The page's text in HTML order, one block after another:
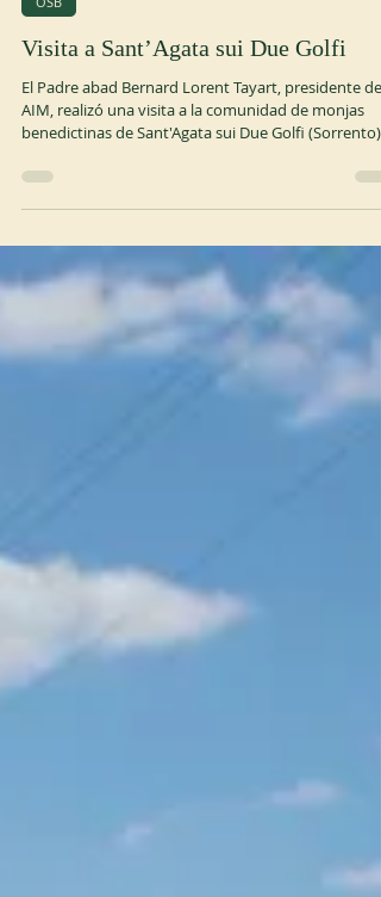
29 may 1 min de lectura
OSB
Visita a Sant’Agata sui Due Golfi
AIM, realizó una visita a la comunidad de monjas
benedictinas de Sant'Agata sui Due Golfi (Sorrento),
con motivo de la Primera Comunión de una niña,
de unos amigos y oblatos del monasterio. El padre
abad Bernard conoce a la comunidad de monjas
desde sus estudios en Roma. La comunidad,
de las más antiguas de Italia (fundada en el siglo IX).